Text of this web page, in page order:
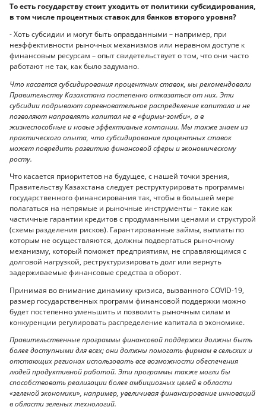
То есть государству стоит уходить от политики субсидирования,
в том числе процентных ставок для банков второго уровня?
- Хоть субсидии и могут быть оправданными – например, при
неэффективности рыночных механизмов или неравном доступе к
финансовым ресурсам – опыт свидетельствует о том, что они часто
работают не так, как было задумано.
Что касается субсидирования процентных ставок, мы рекомендовали
Правительству Казахстана постепенно отказаться от них. Эти
субсидии подрывают соревновательное распределение капитала и не
позволяют направлять капитал не в «фирмы-зомби», а в
жизнеспособные и новые эффективные компании. Мы также знаем из
практического опыта, что субсидирование процентных ставок
может повредить развитию финансовой сферы и экономическому
росту.
Что касается приоритетов на будущее, с нашей точки зрения,
Правительству Казахстана следует реструктурировать программы
государственного финансирования так, чтобы в большей мере
полагаться на непрямые и рыночные инструменты – такие как
частичные гарантии кредитов с продуманными ценами и структурой
(схемы разделения рисков). Гарантированные займы, выплаты по
которым не осуществляются, должны подвергаться рыночному
механизму, который поможет предприятиям, не справляющимся с
долговой нагрузкой, реструктуризировать долг или вернуть
задерживаемые финансовые средства в оборот.
Принимая во внимание динамику кризиса, вызванного COVID-19,
размер государственных программ финансовой поддержки можно
будет постепенно уменьшить и позволить рыночным силам и
конкуренции регулировать распределение капитала в экономике.
Правительственные программы финансовой поддержки должны быть
более доступными для всех; они должны помогать фирмам в сельских и
отстающих регионах использовать все возможности обеспечения
людей продуктивной работой. Эти программы также могли бы
способствовать реализации более амбициозных целей в области
«зеленой экономики», например, увеличивая финансирование инноваций
в области зеленых технологий.